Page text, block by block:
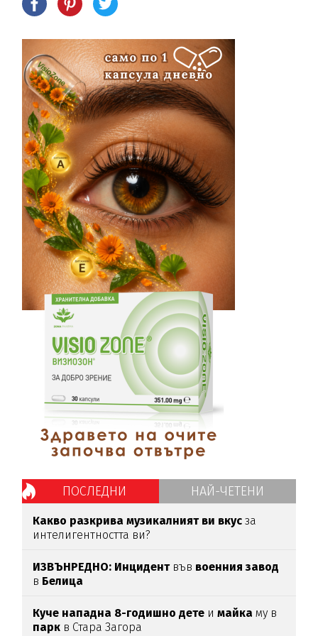
ПОСЛЕДНИ НАЙ-ЧЕТЕНИ
Какво разкрива музикалният ви вкус за
интелигентността ви?
ИЗВЪНРЕДНО: Инцидентвъв военния завод
в Белица
Куче нападна 8-годишно дете имайкаму в
парк в Стара Загора